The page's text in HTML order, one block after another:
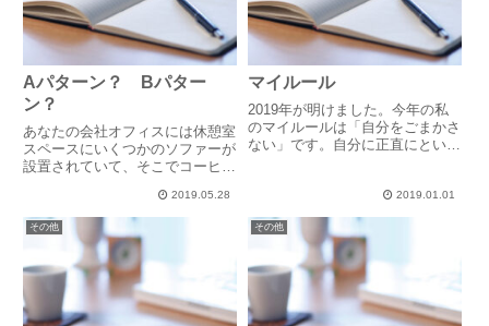
Aパターン？ Bパター
ン？
あなたの会社オフィスには休憩室
スペースにいくつかのソファーが
設置されていて、そこでコーヒー
タイムにはお弁当を食べたりとく
つろぐことができます。ところが
利用者にはマナーの悪い人もい
て、コーヒーの空き缶がテーブル
に...
2019.05.28
マイルール
2019年が明けました。今年の私
のマイルールは「自分をごまかさ
ない」です。自分に正直にという
ない、という戒めの意味とがあり
ます。どちらかというと後者の意
味合いの方が強いかもしれませ...
2019.01.01
その他 その他